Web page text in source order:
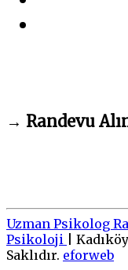
→ Randevu
Uzman Psikolog
Psikoloji
Saklıdır. eforweb